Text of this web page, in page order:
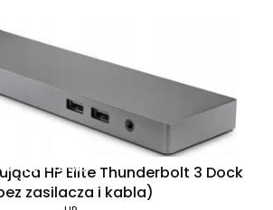
w zestawie
HP Elite Thunderbolt 3 Dock
zasilacza i kabla)